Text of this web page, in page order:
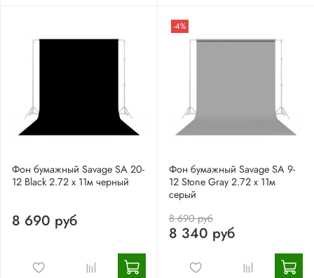
Фон бумажный Savage SA 20-
12 Black 2.72 x 11м черный
8 690 руб
-4%
Фон бумажный Savage SA 9-
12 Stone Gray 2.72 x 11м
серый
8 690 руб
8 340 руб